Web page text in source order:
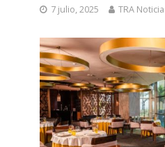
7 julio, 2025 TRA